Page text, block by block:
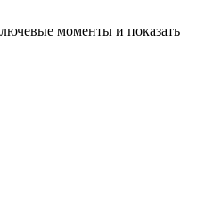
моменты и показать